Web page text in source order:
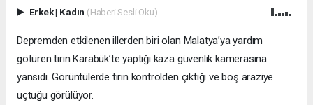
Erkek| Kadın (Haberi Sesli Oku)
Depremden etkilenen illerden biri olan Malatya’ya yardım
götüren tırın Karabük’te yaptığı kaza güvenlik kamerasına
yansıdı. Görüntülerde tırın kontrolden çıktığı ve boş araziye
uçtuğu görülüyor.